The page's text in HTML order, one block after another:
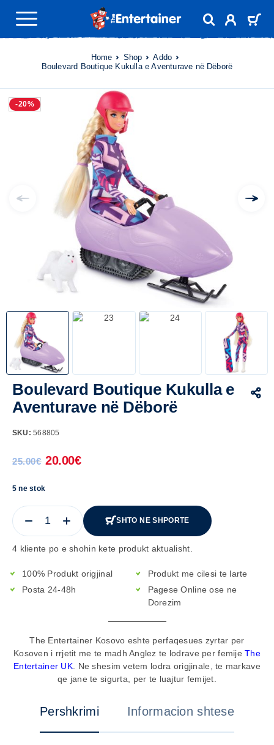
Home Shop
Addo
Boulevard Boutique Kukulla e Aventurave në Dëborë
-20%
Boulevard Boutique Kukulla e
Aventurave në Dëborë
SKU:568805
25.00€ 20.00€
5 ne stok
SHTO NE SHPORTE
4 kliente po e shohin kete produkt aktualisht.
100% Produkt origjinal
Posta 24-48h
Produkt me cilesi te larte
Pagese Online ose ne
Dorezim
The Entertainer Kosovo eshte perfaqesues zyrtar per
Kosoven i rrjetit me te madh Anglez te lodrave per femijeThe
Entertainer UK . Ne shesim vetem lodra origjinale, te markave
qe jane te sigurta, per te luajtur femijet.
Pershkrimi Informacion shtese